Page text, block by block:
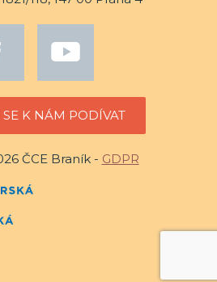
SE K NÁM PODÍVAT
ČCE Braník - GDPR